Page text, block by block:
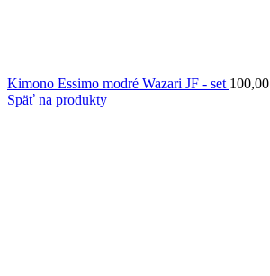
Kimono Essimo modré Wazari JF - set 100,00
Späť na produkty